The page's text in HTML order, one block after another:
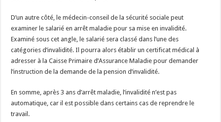
D’un autre côté, le médecin-conseil de la sécurité sociale peut
examiner le salarié en arrêt maladie pour sa mise en invalidité.
Examiné sous cet angle, le salarié sera classé dans l’une des
catégories d’invalidité. Il pourra alors établir un certificat médical à
adresser à la Caisse Primaire d’Assurance Maladie pour demander
l’instruction de la demande de la pension d’invalidité.
En somme, après 3 ans d’arrêt maladie, l’invalidité n’est pas
automatique, car il est possible dans certains cas de reprendre le
travail.